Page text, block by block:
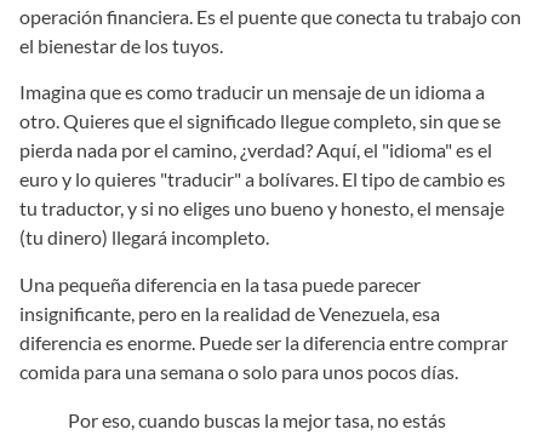
operación financiera. Es el puente que conecta tu trabajo con
el bienestar de los tuyos.
Imagina que es como traducir un mensaje de un idioma a
otro. Quieres que el significado llegue completo, sin que se
pierda nada por el camino, ¿verdad? Aquí, el "idioma" es el
euro y lo quieres "traducir" a bolívares. El tipo de cambio es
tu traductor, y si no eliges uno bueno y honesto, el mensaje
(tu dinero) llegará incompleto.
Una pequeña diferencia en la tasa puede parecer
insignificante, pero en la realidad de Venezuela, esa
diferencia es enorme. Puede ser la diferencia entre comprar
comida para una semana o solo para unos pocos días.
Por eso, cuando buscas la mejor tasa, no estás